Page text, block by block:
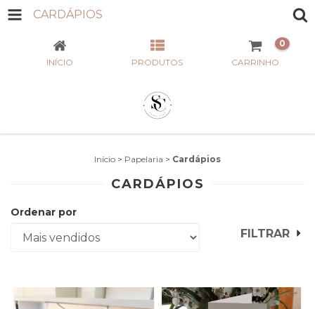
CARDÁPIOS
INÍCIO PRODUTOS CARRINHO
0
Início > Papelaria > Cardápios
CARDÁPIOS
Ordenar por
FILTRAR